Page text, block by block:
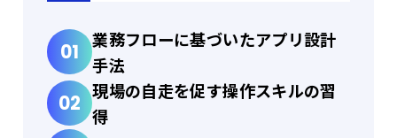
業務フローに基づいたアプリ設計
手法
現場の自走を促す操作スキルの習
得